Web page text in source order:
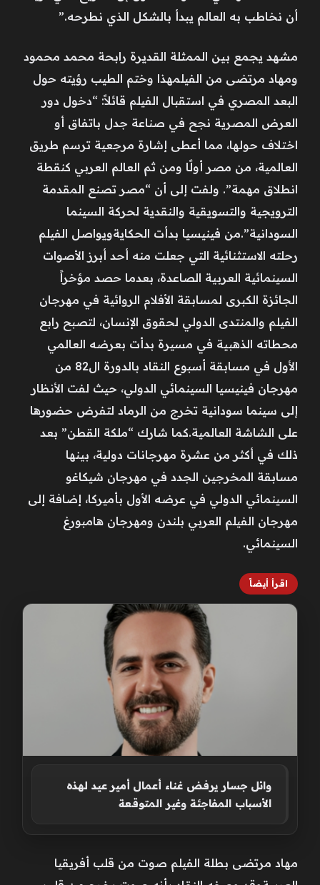
أن نخاطب به العالم يبدأ بالشكل الذي نطرحه.”
مشهد يجمع بين الممثلة القديرة رابحة محمد محمود
ومهاد مرتضى من الفيلمهذا وختم الطيب رؤيته حول
البعد المصري في استقبال الفيلم قائلاً: “دخول دور
العرض المصرية نجح في صناعة جدل باتفاق أو
اختلاف حولها، مما أعطى إشارة مرجعية ترسم طريق
العالمية، من مصر أولًا ومن ثم العالم العربي كنقطة
انطلاق مهمة”. ولفت إلى أن “مصر تصنع المقدمة
الترويجية والتسويقية والنقدية لحركة السينما
السودانية”.من فينيسيا بدأت الحكايةويواصل الفيلم
رحلته الاستثنائية التي جعلت منه أحد أبرز الأصوات
السينمائية العربية الصاعدة، بعدما حصد مؤخراً
الجائزة الكبرى لمسابقة الأفلام الروائية في مهرجان
الفيلم والمنتدى الدولي لحقوق الإنسان، لتصبح رابع
محطاته الذهبية في مسيرة بدأت بعرضه العالمي
الأول في مسابقة أسبوع النقاد بالدورة ال82 من
مهرجان فينيسيا السينمائي الدولي، حيث لفت الأنظار
إلى سينما سودانية تخرج من الرماد لتفرض حضورها
على الشاشة العالمية.كما شارك “ملكة القطن” بعد
ذلك في أكثر من عشرة مهرجانات دولية، بينها
مسابقة المخرجين الجدد في مهرجان شيكاغو
السينمائي الدولي في عرضه الأول بأميركا، إضافة إلى
مهرجان الفيلم العربي بلندن ومهرجان هامبورغ
السينمائي.
اقرأ أيضاً
وائل جسار يرفض غناء أعمال أمير عيد لهذه
الأسباب المفاجئة وغير المتوقعة
مهاد مرتضى بطلة الفيلم صوت من قلب أفريقيا